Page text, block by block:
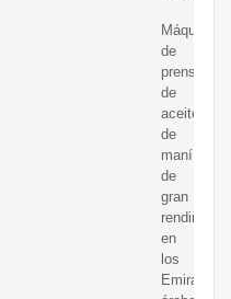
Máquina
de
prensado
de
aceite
de
maní
de
gran
en
los
Emiratos